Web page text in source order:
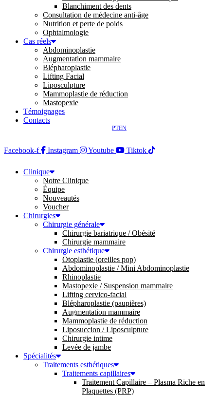
Blanchiment des dents
Consultation de médecine anti-âge
Nutrition et perte de poids
Ophtalmologie
Cas réels
Abdominoplastie
Augmentation mammaire
Blépharoplastie
Lifting Facial
Liposculpture
Mammoplastie de réduction
Mastopexie
Témoignages
Contacts
PTEN
Facebook-f Instagram Youtube Tiktok
Clinique
Notre Clinique
Équipe
Nouveautés
Voucher
Chirurgies
Chirurgie générale
Chirurgie bariatrique / Obésité
Chirurgie mammaire
Chirurgie esthétique
Otoplastie (oreilles pop)
Abdominoplastie / Mini Abdominoplastie
Rhinoplastie
Mastopexie / Suspension mammaire
Lifting cervico-facial
Blépharoplastie (paupières)
Augmentation mammaire
Mammoplastie de réduction
Liposuccion / Liposculpture
Chirurgie intime
Levée de jambe
Spécialités
Traitements esthétiques
Traitements capillaires
Traitement Capillaire – Plasma Riche en
Plaquettes (PRP)